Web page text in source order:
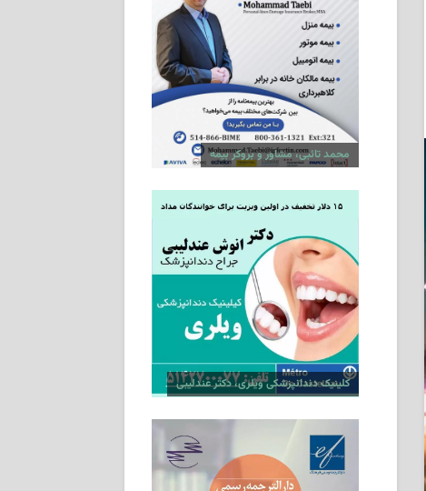
محمد تائبی، مشاور و بروکر بیمه
کلینیک دندانپزشکی ویلری، دکتر عندلیبی